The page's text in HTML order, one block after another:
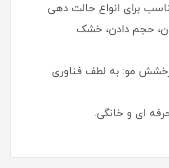
برای انواع حالت دهی
حجم دادن، خشک
مو: به لطف فناوری
ای و خانگی.